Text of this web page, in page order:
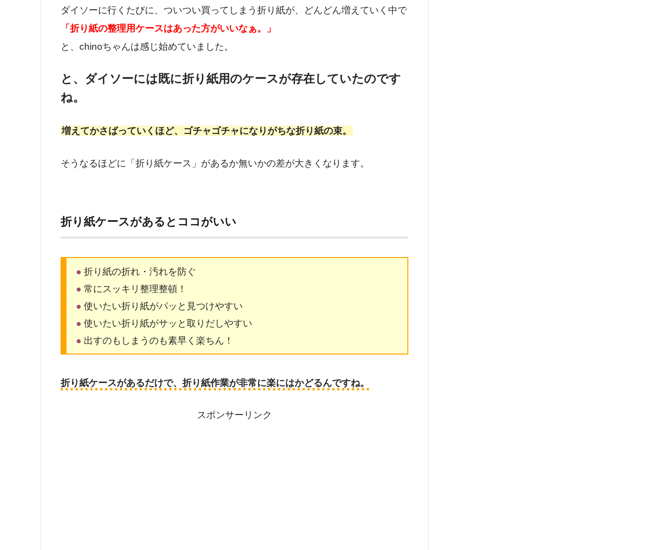
ダイソーに行くたびに、ついつい買ってしまう折り紙が、どんどん増えていく中で
「折り紙の整理用ケースはあった方がいいなぁ。」
と、chinoちゃんは感じ始めていました。
と、ダイソーには既に折り紙用のケースが存在していたのです
ね。
増えてかさばっていくほど、ゴチャゴチャになりがちな折り紙の束。
そうなるほどに「折り紙ケース」があるか無いかの差が大きくなります。
折り紙ケースがあるとココがいい
● 折り紙の折れ・汚れを防ぐ
● 常にスッキリ整理整頓！
● 使いたい折り紙がパッと見つけやすい
● 使いたい折り紙がサッと取りだしやすい
● 出すのもしまうのも素早く楽ちん！
折り紙ケースがあるだけで、折り紙作業が非常に楽にはかどるんですね。
スポンサーリンク